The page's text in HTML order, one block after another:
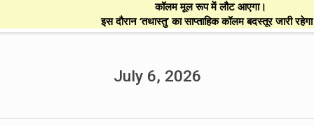
BE
FINANCIALLY
CLEVER!
कॉलम मूल रूप में लौट आएगा।
इस दौरान ‘तथास्तु’ का साप्ताहिक कॉलम बदस्तूर जारी
July 6, 2026